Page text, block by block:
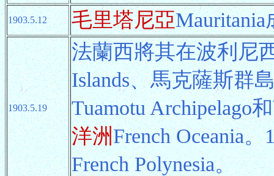
1903.5.12 毛里塔尼亞
1903.5.19
法蘭西將其在波利尼
Islands、馬克薩斯群
Tuamotu Archipelago
洋洲French Oceania
French Polynesia。